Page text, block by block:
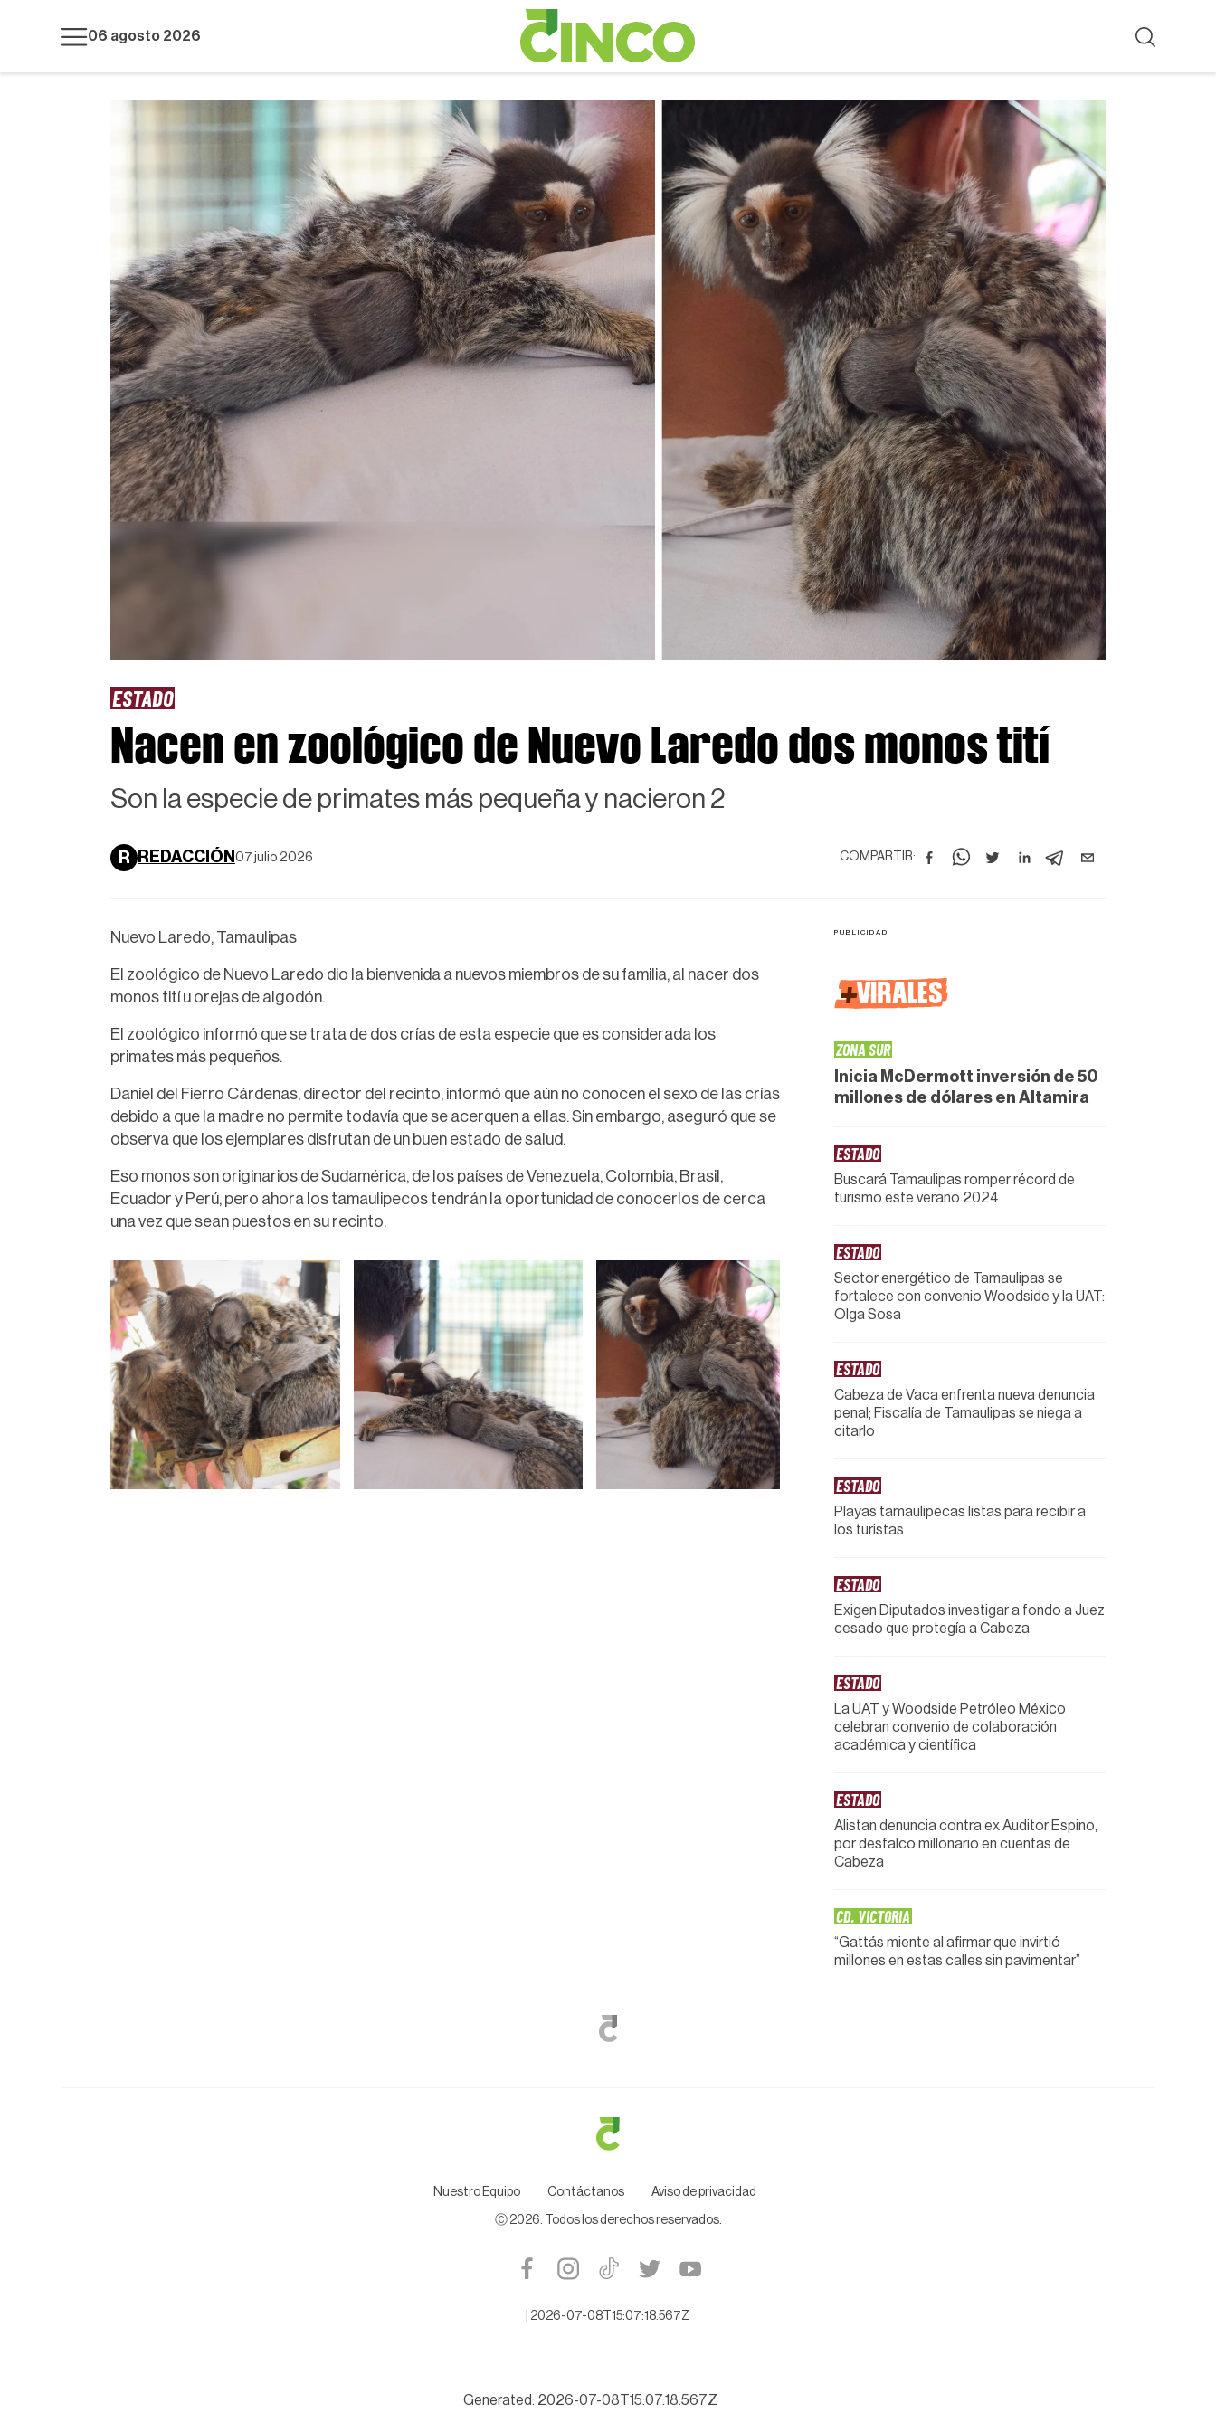
06 agosto 2026
ESTADO
Nacen en zoológico de Nuevo Laredo dos monos tití
Son la especie de primates más pequeña y nacieron 2
R REDACCIÓN 07 julio 2026 COMPARTIR:
Nuevo Laredo, Tamaulipas
El zoológico de Nuevo Laredo dio la bienvenida a nuevos miembros de su familia, al nacer dos
monos tití u orejas de algodón.
El zoológico informó que se trata de dos crías de esta especie que es considerada los
primates más pequeños.
Daniel del Fierro Cárdenas, director del recinto, informó que aún no conocen el sexo de las crías
debido a que la madre no permite todavía que se acerquen a ellas. Sin embargo, aseguró que se
observa que los ejemplares disfrutan de un buen estado de salud.
Eso monos son originarios de Sudamérica, de los países de Venezuela, Colombia, Brasil,
Ecuador y Perú, pero ahora los tamaulipecos tendrán la oportunidad de conocerlos de cerca
una vez que sean puestos en su recinto.
+VIRALES
ZONA SUR
Inicia McDermott inversión de 50
millones de dólares en Altamira
ESTADO
Buscará Tamaulipas romper récord de
turismo este verano 2024
ESTADO
Sector energético de Tamaulipas se
fortalece con convenio Woodside y la UAT:
Olga Sosa
ESTADO
Cabeza de Vaca enfrenta nueva denuncia
penal; Fiscalía de Tamaulipas se niega a
citarlo
ESTADO
Playas tamaulipecas listas para recibir a
los turistas
ESTADO
Exigen Diputados investigar a fondo a Juez
cesado que protegía a Cabeza
ESTADO
La UAT y Woodside Petróleo México
celebran convenio de colaboración
académica y científica
ESTADO
Alistan denuncia contra ex Auditor Espino,
por desfalco millonario en cuentas de
Cabeza
CD. VICTORIA
“Gattás miente al afirmar que invirtió
millones en estas calles sin pavimentar”
Nuestro Equipo Contáctanos Aviso de privacidad
Ⓒ 2026 . Todos los derechos reservados.
2026-07-08T15:07:18.567Z
Generated: 2026-07-08T15:07:18.567Z